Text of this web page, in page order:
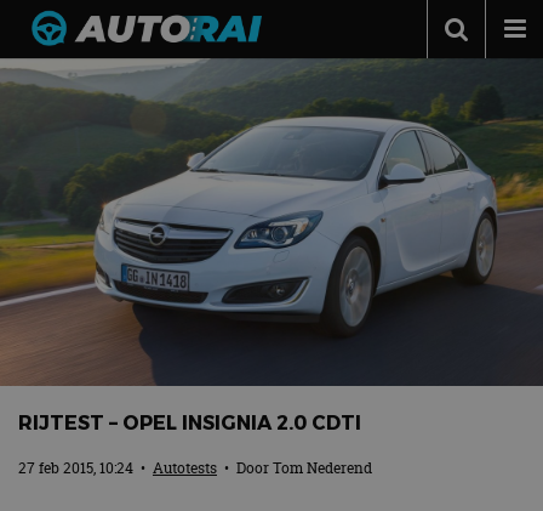
Autonieuws
Autotests
Automerken
Adverteren
Contact
MotorRAI.nl
RIJTEST – OPEL INSIGNIA 2.0 CDTI
27 feb 2015, 10:24 • Autotests • DoorTom Nederend